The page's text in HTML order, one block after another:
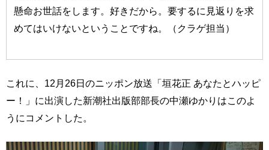
懸命お世話をします。好きだから。要するに見返りを求
めてはいけないということですね。（クラゲ担当）
これに、12月26日のニッポン放送「垣花正 あなたとハッピ
ー！」に出演した新潮社出版部部長の中瀬ゆかりはこのよ
うにコメントした。